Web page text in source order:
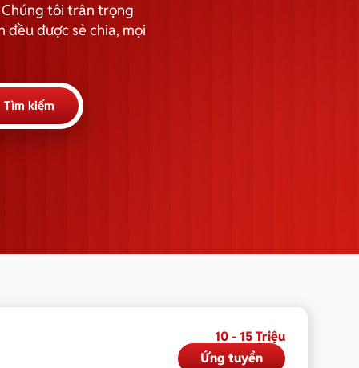
tôi trân trọng
được sẻ chia, mọi
Tìm kiếm
10 - 15 Triệu
Ứng tuyển